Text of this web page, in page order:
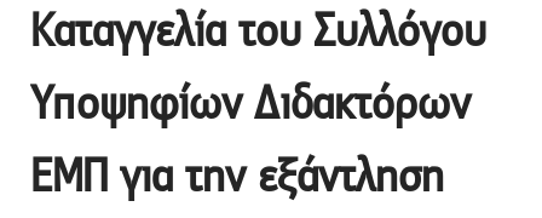
Καταγγελία του Συλλόγου
Υποψηφίων Διδακτόρων
ΕΜΠ για την εξάντληση